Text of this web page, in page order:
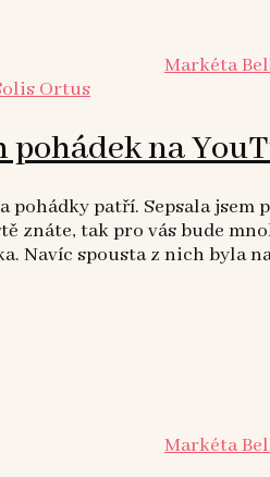
Markéta
pohádek na
pohádky patří. Sepsala jsem
znáte, tak pro vás bude
Navíc spousta z nich byla
Markéta